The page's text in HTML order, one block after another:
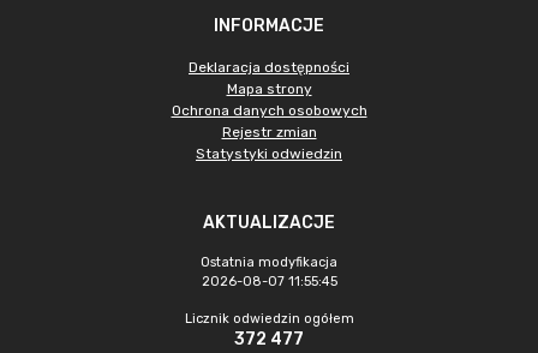
INFORMACJE
Deklaracja dostępności
Mapa strony
Ochrona danych osobowych
Rejestr zmian
Statystyki odwiedzin
AKTUALIZACJE
Ostatnia modyfikacja
2026-08-07 11:55:45
Licznik odwiedzin ogółem
372 477